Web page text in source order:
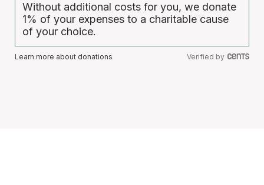
Without additional costs for you, we donate
1% of your expenses to a charitable cause
of your choice.
Learn more about donations Verified by